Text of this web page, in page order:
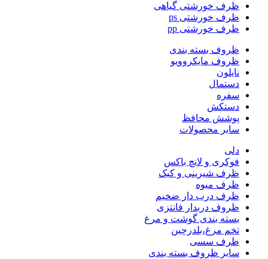
ظرف خورشتی گیاهی
ظرف خورشتی ps
ظرف خورشتی pp
ظروف بسته بندی
ظروف مایکروویو
نایلون
دستمال
سفره
دستکش
پوشش محافظ
سایر محصولات
دلی
فوکری و لانچ باکس
ظرف شیرینی و کیک
ظرف میوه
ظرف درب دار ضخیم
ظروف دربدار فانتزی
بسته بندی گوشت و مرغ
تخم مرغ،بلدرچین
ظرف سسی
سایر ظروف بسته بندی